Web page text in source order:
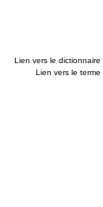
Lien vers le dictionnaire
Lien vers le terme